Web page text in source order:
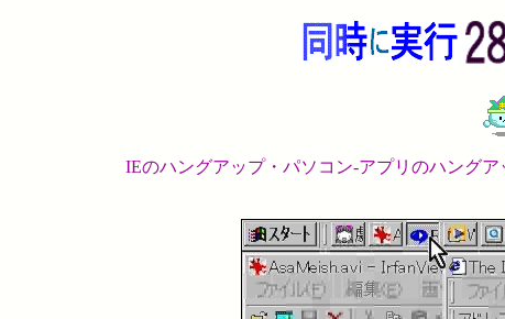
IEのハングアップ・パソコン-アプリのハング